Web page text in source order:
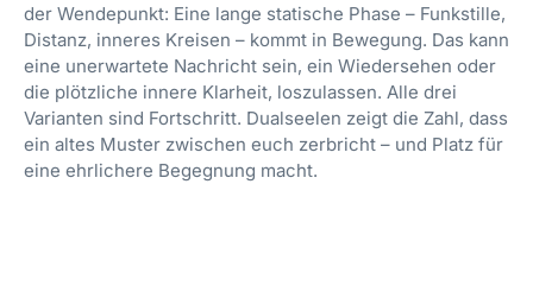
der Wendepunkt: Eine lange statische Phase – Funkstille,
Distanz, inneres Kreisen – kommt in Bewegung. Das kann
eine unerwartete Nachricht sein, ein Wiedersehen oder
die plötzliche innere Klarheit, loszulassen. Alle drei
Varianten sind Fortschritt. Dualseelen zeigt die Zahl, dass
ein altes Muster zwischen euch zerbricht – und Platz für
eine ehrlichere Begegnung macht.